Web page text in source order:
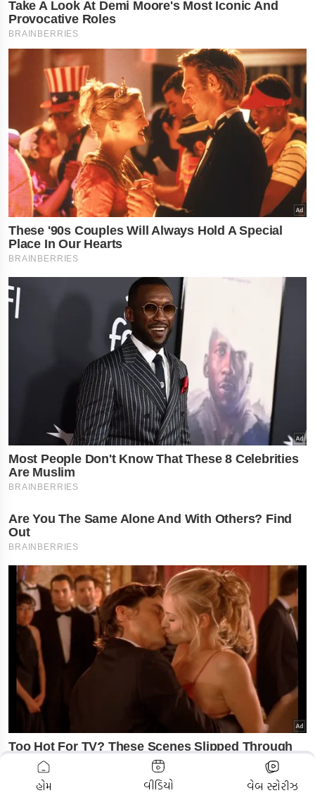
ADVERTISEMENT
હોમ વીડિયો વેબ સ્ટોરીઝ